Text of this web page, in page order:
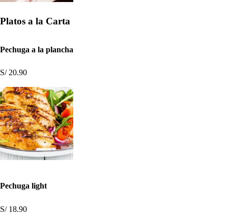
Platos a la Carta
Pechuga a la plancha
S/ 20.90
Pechuga light
S/ 18.90